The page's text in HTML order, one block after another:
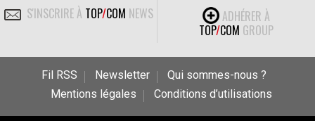
S'INSCRIRE À TOP/COM NEWS
ADHÉRER À
TOP/COM GROUP
Fil RSS Newsletter
Qui sommes-nous ?
Mentions légales
Conditions d’utilisations